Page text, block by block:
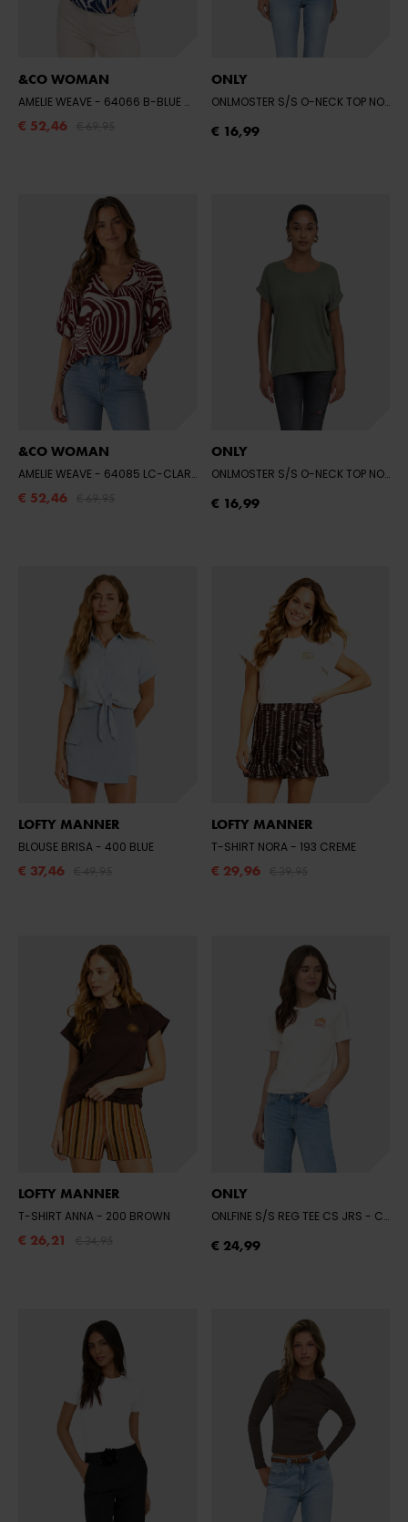
&CO WOMAN
AMELIE WEAVE - 64066 B-BLUE MULTI
€ 52,46
ONLY
ONLMOSTER S/S O-NECK TOP NOOS JRS
€ 16,99
&CO WOMAN
AMELIE WEAVE - 64085 LC-CLARET MULTI
€ 52,46
ONLY
ONLMOSTER S/S O-NECK TOP NOOS JRS
€ 16,99
LOFTY MANNER
BLOUSE BRISA - 400 BLUE
€ 37,46
LOFTY MANNER
T-SHIRT NORA - 193 CREME
€ 29,96
LOFTY MANNER
T-SHIRT ANNA - 200 BROWN
€ 26,21
ONLY
ONLFINE S/S REG TEE CS JRS - CLOUD DANCER/2024 BRODERIE ANGLAISE
€ 24,99